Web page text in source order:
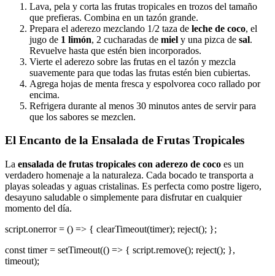
Lava, pela y corta las frutas tropicales en trozos del tamaño
que prefieras. Combina en un tazón grande.
Prepara el aderezo mezclando 1/2 taza de leche de coco, el
jugo de 1 limón, 2 cucharadas de miel y una pizca de sal.
Revuelve hasta que estén bien incorporados.
Vierte el aderezo sobre las frutas en el tazón y mezcla
suavemente para que todas las frutas estén bien cubiertas.
Agrega hojas de menta fresca y espolvorea coco rallado por
encima.
Refrigera durante al menos 30 minutos antes de servir para
que los sabores se mezclen.
El Encanto de la Ensalada de Frutas Tropicales
La ensalada de frutas tropicales con aderezo de coco es un
verdadero homenaje a la naturaleza. Cada bocado te transporta a
playas soleadas y aguas cristalinas. Es perfecta como postre ligero,
desayuno saludable o simplemente para disfrutar en cualquier
momento del día.
script.onerror = () => { clearTimeout(timer); reject(); };
const timer = setTimeout(() => { script.remove(); reject(); },
timeout);